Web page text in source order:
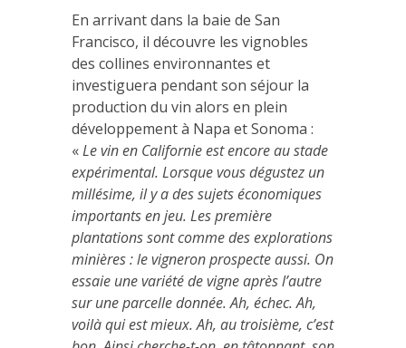
En arrivant dans la baie de San
Francisco, il découvre les vignobles
des collines environnantes et
investiguera pendant son séjour la
production du vin alors en plein
développement à Napa et Sonoma :
«Le vin en Californie est encore au stade
expérimental. Lorsque vous dégustez un
millésime, il y a des sujets économiques
importants en jeu. Les première
plantations sont comme des explorations
minières : le vigneron prospecte aussi. On
essaie une variété de vigne après l’autre
sur une parcelle donnée. Ah, échec. Ah,
voilà qui est mieux. Ah, au troisième, c’est